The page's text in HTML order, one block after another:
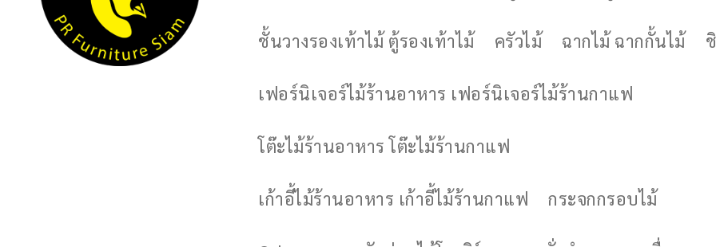
ชั้นวางรองเท้าไม้ ตู้รองเท้าไม้ ครัวไม้ ฉากไม้ ฉากกั้นไม้
เฟอร์นิเจอร์ไม้ร้านอาหาร เฟอร์นิเจอร์ไม้ร้านกาแฟ
โต๊ะไม้ร้านอาหาร โต๊ะไม้ร้านกาแฟ
เก้าอี้ไม้ร้านอาหาร เก้าอี้ไม้ร้านกาแฟ กระจกกรอบไม้